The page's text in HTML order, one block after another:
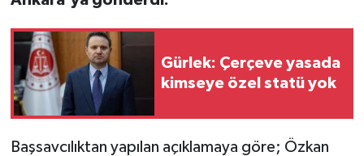
Gürlek: Çerçeve yasada
kimseye özel statü yok
Başsavcılıktan yapılan açıklamaya göre; Özkan